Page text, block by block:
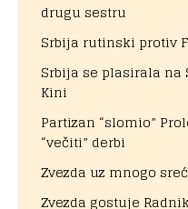
drugu sestru
Srbija rutinski protiv
Srbija se plasirala na
Kini
Partizan “slomio”
“večiti” derbi
Zvezda uz mnogo
Zvezda gostuje